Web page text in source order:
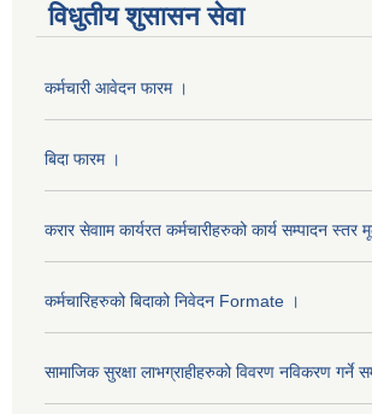
विधुतीय शुसासन सेवा
कर्मचारी आवेदन फारम ।
बिदा फारम ।
करार सेवााम कार्यरत कर्मचारीहरुको कार्य सम्पादन
कर्मचारिहरुको बिदाको निवेदन Formate ।
सामाजिक सुरक्षा लाभग्राहीहरुको विवरण नविकरण गर्ने